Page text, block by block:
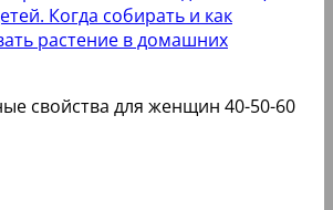
Когда собирать и как
растение в домашних